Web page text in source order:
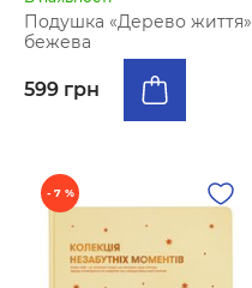
Подушка «Дерево життя»
бежева
599 грн
- 7 %